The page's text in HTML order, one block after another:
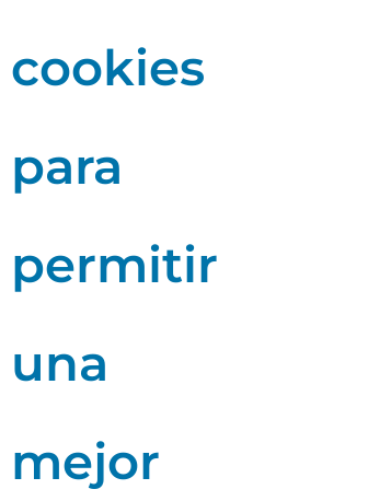
cookies
para
permitir
una
mejor